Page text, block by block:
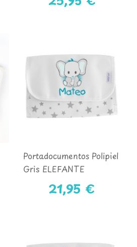
Portadocumentos Polipiel
Gris ELEFANTE
21,95 €